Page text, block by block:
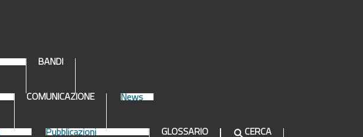
BANDI
COMUNICAZIONE News
Pubblicazioni GLOSSARIO CERCA